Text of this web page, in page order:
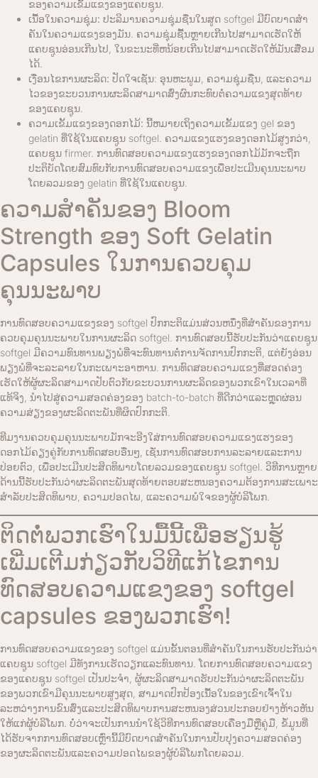
ຂອງຄວາມເຂັ້ມແຂງຂອງແຄບຊູນ.
ເນື້ອໃນຄວາມຊຸ່ມ: ປະລິມານຄວາມຊຸ່ມຊື່ນໃນສູດ softgel ມີບົດບາດສໍາ
ຄັນໃນຄວາມແຂງຂອງມັນ. ຄວາມຊຸ່ມຊື້ນຫຼາຍເກີນໄປສາມາດເຮັດໃຫ້
ແຄບຊູນອ່ອນເກີນໄປ, ໃນຂະນະທີ່ຫນ້ອຍເກີນໄປສາມາດເຮັດໃຫ້ມັນເສື່ອມ
ໄດ້.
ເງື່ອນໄຂການຜະລິດ: ປັດໃຈເຊັ່ນ: ອຸນຫະພູມ, ຄວາມຊຸ່ມຊື່ນ, ແລະຄວາມ
ໄວຂອງຂະບວນການຜະລິດສາມາດສົ່ງຜົນກະທົບຕໍ່ຄວາມແຂງສຸດທ້າຍ
ຂອງແຄບຊູນ.
ຄວາມ​ເຂັ້ມ​ແຂງ​ຂອງ​ດອກ​ໄມ້​: ນີ້ຫມາຍເຖິງຄວາມເຂັ້ມແຂງ gel ຂອງ
gelatin ທີ່ໃຊ້ໃນແຄບຊູນ softgel. ຄວາມແຂງແຮງຂອງດອກໄມ້ສູງກວ່າ,
ແຄບຊູນ firmer. ການທົດສອບຄວາມແຂງແຮງຂອງດອກໄມ້ມັກຈະຖືກ
ປະຕິບັດໂດຍສົມທົບກັບການທົດສອບຄວາມແຂງເພື່ອປະເມີນຄຸນນະພາບ
ໂດຍລວມຂອງ gelatin ທີ່ໃຊ້ໃນແຄບຊູນ.
ຄວາມສໍາຄັນຂອງ Bloom
Strength ຂອງ Soft Gelatin
Capsules ໃນການຄວບຄຸມ
ຄຸນນະພາບ
ການທົດສອບຄວາມແຂງຂອງ softgel ປົກກະຕິແມ່ນສ່ວນຫນຶ່ງທີ່ສໍາຄັນຂອງການ
ຄວບຄຸມຄຸນນະພາບໃນການຜະລິດ softgel. ການທົດສອບນີ້ຮັບປະກັນວ່າແຄບຊູນ
softgel ມີຄວາມທົນທານພຽງພໍທີ່ຈະທົນທານຕໍ່ການຈັດການປົກກະຕິ, ແຕ່ຍັງອ່ອນ
ພຽງພໍທີ່ຈະລະລາຍໃນກະເພາະອາຫານ. ການທົດສອບຄວາມແຂງທີ່ສອດຄ່ອງ
ເຮັດໃຫ້ຜູ້ຜະລິດສາມາດປັບຕົວກັບຂະບວນການຜະລິດຂອງພວກເຂົາໃນເວລາທີ່
ແທ້ຈິງ, ນໍາໄປສູ່ຄວາມສອດຄ່ອງຂອງ batch-to-batch ທີ່ດີກວ່າແລະຫຼຸດຜ່ອນ
ຄວາມສ່ຽງຂອງຜະລິດຕະພັນທີ່ຜິດປົກກະຕິ.
ທີມງານຄວບຄຸມຄຸນນະພາບມັກຈະອີງໃສ່ການທົດສອບຄວາມແຂງແຮງຂອງ
ດອກໄມ້ຄຽງຄູ່ກັບການທົດສອບອື່ນໆ, ເຊັ່ນການທົດສອບການລະລາຍແລະການ
ປ່ອຍຕົວ, ເພື່ອປະເມີນປະສິດທິພາບໂດຍລວມຂອງແຄບຊູນ softgel. ວິທີການຫຼາຍ
ດ້ານນີ້ຮັບປະກັນວ່າຜະລິດຕະພັນສຸດທ້າຍຕອບສະຫນອງຄວາມຕ້ອງການສະເພາະ
ສໍາລັບປະສິດທິພາບ, ຄວາມປອດໄພ, ແລະຄວາມພໍໃຈຂອງຜູ້ບໍລິໂພກ.
ຕິດຕໍ່ພວກເຮົາໃນມື້ນີ້ເພື່ອຮຽນຮູ້
ເພີ່ມເຕີມກ່ຽວກັບວິທີແກ້ໄຂການ
ທົດສອບຄວາມແຂງຂອງ softgel
capsules ຂອງພວກເຮົາ!
ການທົດສອບຄວາມແຂງຂອງ softgel ແມ່ນຂັ້ນຕອນທີ່ສໍາຄັນໃນການຮັບປະກັນວ່າ
ແຄບຊູນ softgel ມີທັງການເຮັດວຽກແລະທົນທານ. ໂດຍການທົດສອບຄວາມແຂງ
ຂອງແຄບຊູນ softgel ເປັນປະຈໍາ, ຜູ້ຜະລິດສາມາດຮັບປະກັນວ່າຜະລິດຕະພັນ
ຂອງພວກເຂົາມີຄຸນນະພາບສູງສຸດ, ສາມາດປົກປ້ອງເນື້ອໃນຂອງເຂົາເຈົ້າໃນ
ລະຫວ່າງການຂົນສົ່ງແລະປະສິດທິພາບການສະຫນອງສ່ວນປະກອບຢ່າງຫ້າວຫັນ
ໃຫ້ແກ່ຜູ້ບໍລິໂພກ. ບໍ່ວ່າຈະເປັນການນໍາໃຊ້ວິທີການທົດສອບເຄື່ອງມືຫຼືຄູ່ມື, ຂໍ້ມູນທີ່
ໄດ້ຮັບຈາກການທົດສອບເຫຼົ່ານີ້ມີບົດບາດສໍາຄັນໃນການປັບປຸງຄວາມສອດຄ່ອງ
ຂອງຜະລິດຕະພັນແລະຄວາມປອດໄພຂອງຜູ້ບໍລິໂພກໂດຍລວມ.